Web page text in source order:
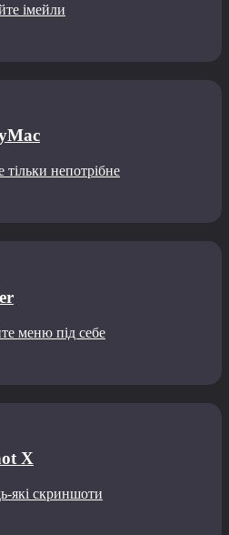
імейли
тільки непотрібне
меню під себе
X
які скриншоти